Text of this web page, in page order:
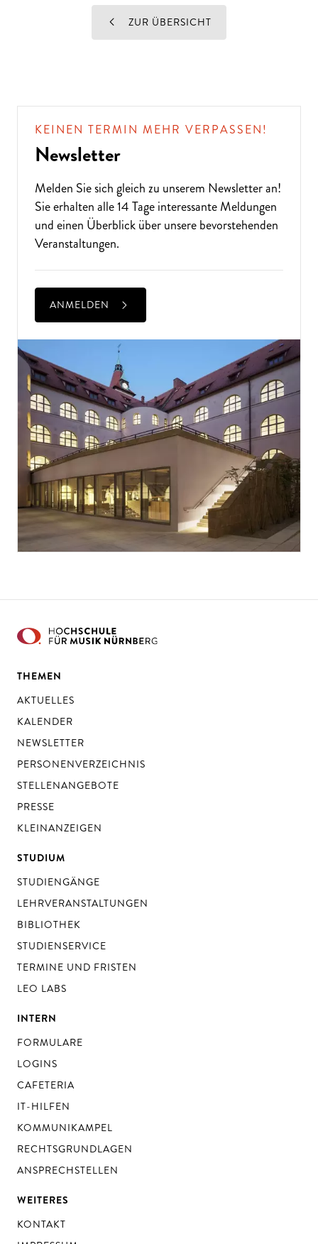
ZUR ÜBERSICHT
KEINEN TERMIN MEHR VERPASSEN!
Newsletter
Melden Sie sich gleich zu unserem Newsletteran!
Sie erhalten alle 14 Tage interessante Meldungen
und einen Überblick über unsere bevorstehenden
Veranstaltungen.
ANMELDEN
THEMEN
AKTUELLES
KALENDER
NEWSLETTER
PERSONENVERZEICHNIS
STELLENANGEBOTE
PRESSE
KLEINANZEIGEN
STUDIUM
STUDIENGÄNGE
LEHRVERANSTALTUNGEN
BIBLIOTHEK
STUDIENSERVICE
TERMINE UND FRISTEN
LEO LABS
INTERN
FORMULARE
LOGINS
CAFETERIA
IT-HILFEN
KOMMUNIKAMPEL
RECHTSGRUNDLAGEN
ANSPRECHSTELLEN
WEITERES
KONTAKT